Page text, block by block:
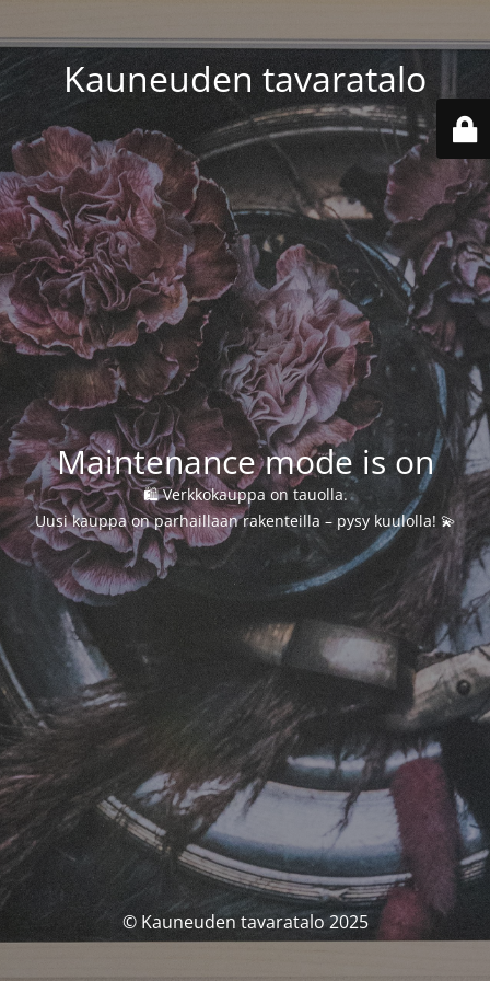
Kauneuden tavaratalo
Maintenance mode is on
🛍️ Verkkokauppa on tauolla.
Uusi kauppa on parhaillaan rakenteilla – pysy kuulolla! 💫
© Kauneuden tavaratalo 2025